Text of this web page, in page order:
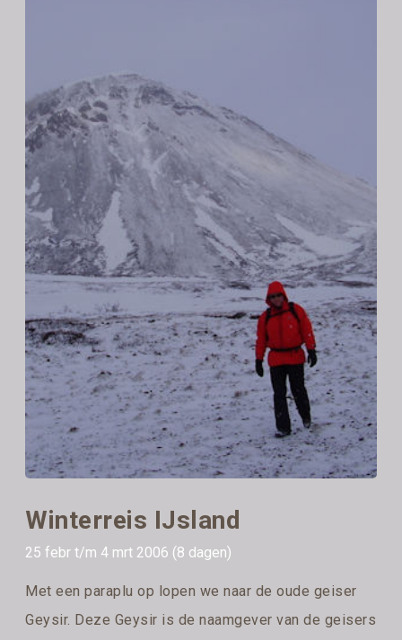
Winterreis IJsland
25 febr t/m 4 mrt 2006 (8 dagen)
Met een paraplu op lopen we naar de oude geiser
Geysir. Deze Geysir is de naamgever van de geisers